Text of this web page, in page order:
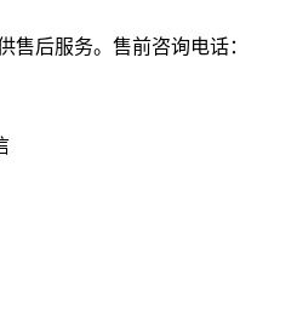
售后服务。售前咨询电话：